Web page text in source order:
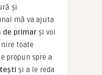
și
mă va ajuta
de primar şi voi
toate
propun spre a
şi a le reda